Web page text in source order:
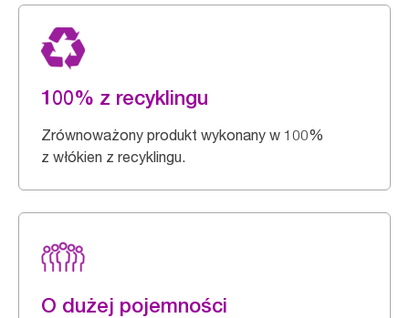
100% z recyklingu
Zrównoważony produkt wykonany w 100%
z włókien z recyklingu.
O dużej pojemności